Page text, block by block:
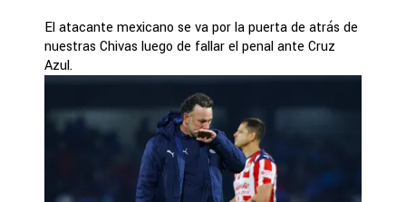
El atacante mexicano se va por la puerta de atrás de
nuestras Chivas luego de fallar el penal ante Cruz
Azul.